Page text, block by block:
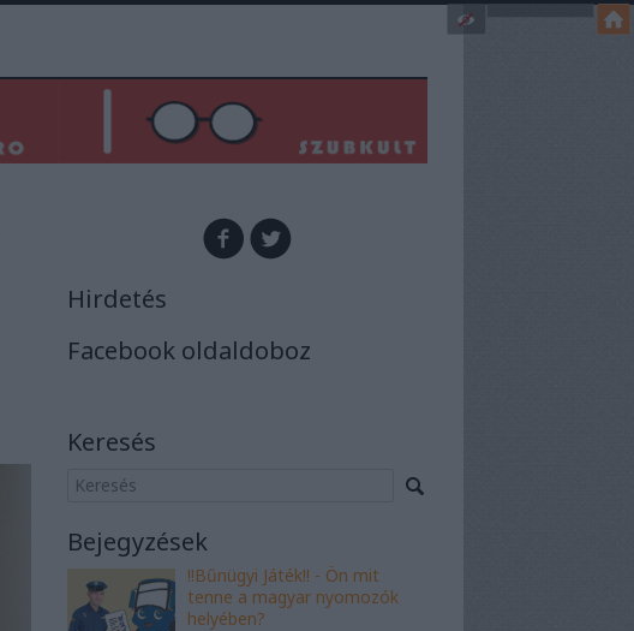
Hirdetés
Facebook oldaldoboz
Keresés
Bejegyzések
!!Bűnügyi Játék!! - Ön mit
tenne a magyar nyomozók
helyében?